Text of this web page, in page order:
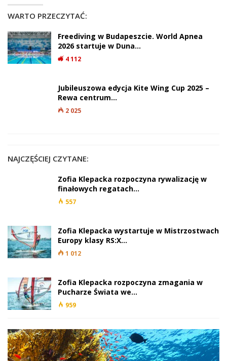
WARTO PRZECZYTAĆ:
Freediving w Budapeszcie. World Apnea
2026 startuje w Duna…
4 112
Jubileuszowa edycja Kite Wing Cup 2025 –
Rewa centrum…
2 025
NAJCZĘŚCIEJ CZYTANE:
Zofia Klepacka rozpoczyna rywalizację w
finałowych regatach…
557
Zofia Klepacka wystartuje w Mistrzostwach
Europy klasy RS:X…
1 012
Zofia Klepacka rozpoczyna zmagania w
Pucharze Świata we…
959